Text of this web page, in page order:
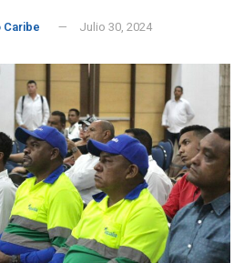
Caribe
Julio 30, 2024